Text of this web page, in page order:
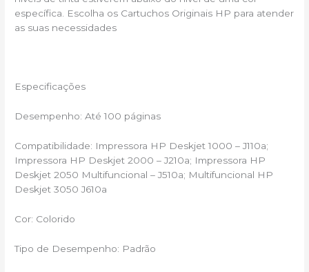
específica. Escolha os Cartuchos Originais HP para atender
as suas necessidades
Especificações
Desempenho: Até 100 páginas
Compatibilidade: Impressora HP Deskjet 1000 – J110a;
Impressora HP Deskjet 2000 – J210a; Impressora HP
Deskjet 2050 Multifuncional – J510a; Multifuncional HP
Deskjet 3050 J610a
Cor: Colorido
Tipo de Desempenho: Padrão